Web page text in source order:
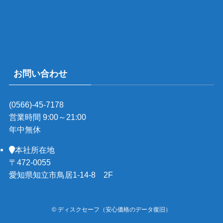
お問い合わせ
(0566)-45-7178
営業時間 9:00～21:00
年中無休
本社所在地
〒472-0055
愛知県知立市鳥居1-14-8 2F
© ディスクセーフ（安心価格のデータ復旧）